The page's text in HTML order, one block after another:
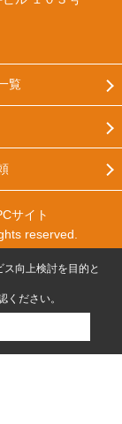
覧
サイト
reserved.
向上検討を目的と
ください。